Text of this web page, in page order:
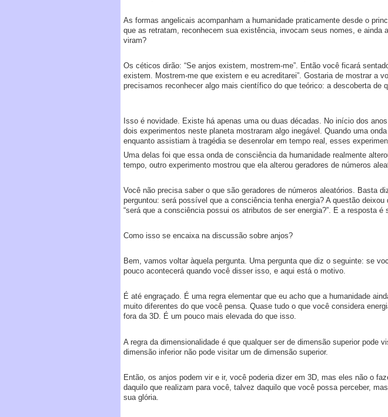
As formas angelicais acompanham a humanidade praticamente desde o
que as retratam, reconhecem sua existência, invocam seus nomes, e ainda
viram?
Os céticos dirão: “Se anjos existem, mostrem-me”. Então você ficará
existem. Mostrem-me que existem e eu acreditarei”. Gostaria de mostrar a
precisamos reconhecer algo mais científico do que teórico: a descoberta de
Isso é novidade. Existe há apenas uma ou duas décadas. No início dos
dois experimentos neste planeta mostraram algo inegável. Quando uma
enquanto assistiam à tragédia se desenrolar em tempo real, esses
Uma delas foi que essa onda de consciência da humanidade realmente
tempo, outro experimento mostrou que ela alterou geradores de números
Você não precisa saber o que são geradores de números aleatórios. Basta
perguntou: será possível que a consciência tenha energia? A questão deixou
“será que a consciência possui os atributos de ser energia?”. E a resposta
Como isso se encaixa na discussão sobre anjos?
Bem, vamos voltar àquela pergunta. Uma pergunta que diz o seguinte: se
pouco acontecerá quando você disser isso, e aqui está o motivo.
É até engraçado. É uma regra elementar que eu acho que a humanidade
muito diferentes do que você pensa. Quase tudo o que você considera
fora da 3D. É um pouco mais elevada do que isso.
A regra da dimensionalidade é que qualquer ser de dimensão superior pode
dimensão inferior não pode visitar um de dimensão superior.
Então, os anjos podem vir e ir, você poderia dizer em 3D, mas eles não o
daquilo que realizam para você, talvez daquilo que você possa perceber,
sua glória.